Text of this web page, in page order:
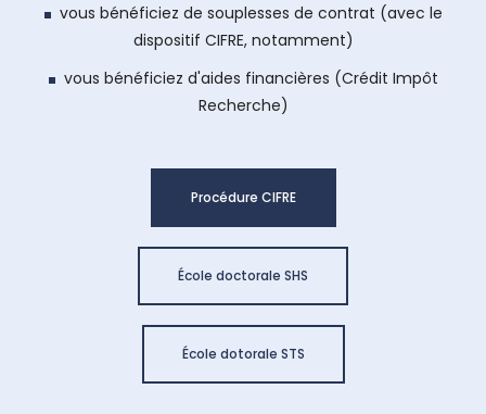
vous bénéficiez de souplesses de contrat (avec le
dispositif CIFRE, notamment)
vous bénéficiez d'aides financières (Crédit Impôt
Recherche)
Procédure CIFRE
École doctorale SHS
École dotorale STS